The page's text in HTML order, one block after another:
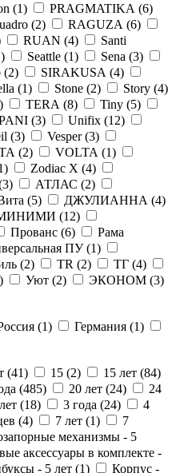
(1) PRAGMATIKA (6)
(2) RAGUZA (6)
RUAN (4)
Santi
) Seattle (1) Sena (3)
(2) SIRAKUSA (4)
(1) Stone (2) Story (4)
) TERA (8) Tiny (5)
(3) Unifix (12)
(3) Vesper (3)
(2) VOLTA (1)
) Zodiac X (4)
3) АТЛАС (2)
(5) ДЖУЛИАННА (4)
(12)
Прованс (6)
Рама
ПУ (1)
(2) ТR (2) ТГ (4)
) Уют (2) ЭКОНОМ (3)
(1) Германия (1)
(41) 15 (2) 15 лет (84)
(485) 20 лет (24)
24
(18) 3 года (24)
4
(4) 7 лет (1)
7
механизмы - 5
аксессуары в комплекте -
- 5 лет (1) Корпус -